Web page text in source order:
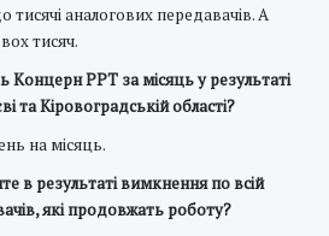
аналогових передавачів. А
тисяч.
Концерн РРТ за місяць у результаті
та Кіровоградській області?
на місяць.
в результаті вимкнення по всій
які продовжать роботу?